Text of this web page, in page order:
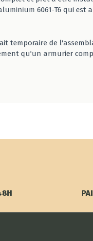
6061-T6 qui est
temporaire de
qu'un armurier